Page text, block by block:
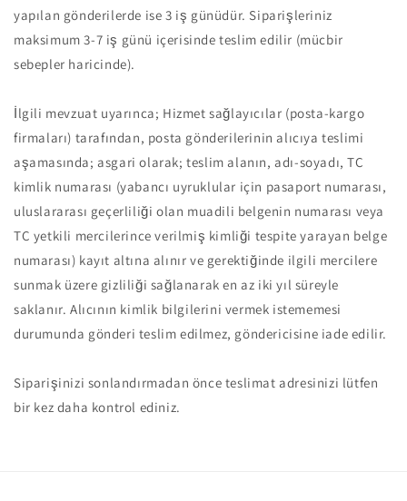
yapılan gönderilerde ise 3 iş günüdür. Siparişleriniz
maksimum 3-7 iş günü içerisinde teslim edilir (mücbir
sebepler haricinde).
İlgili mevzuat uyarınca; Hizmet sağlayıcılar (posta-kargo
firmaları) tarafından, posta gönderilerinin alıcıya teslimi
aşamasında; asgari olarak; teslim alanın, adı-soyadı, TC
kimlik numarası (yabancı uyruklular için pasaport numarası,
uluslararası geçerliliği olan muadili belgenin numarası veya
TC yetkili mercilerince verilmiş kimliği tespite yarayan belge
numarası) kayıt altına alınır ve gerektiğinde ilgili mercilere
sunmak üzere gizliliği sağlanarak en az iki yıl süreyle
saklanır. Alıcının kimlik bilgilerini vermek istememesi
durumunda gönderi teslim edilmez, göndericisine iade edilir.
Siparişinizi sonlandırmadan önce teslimat adresinizi lütfen
bir kez daha kontrol ediniz.